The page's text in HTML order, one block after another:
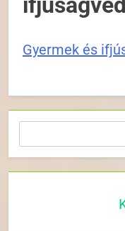
Gyermek és